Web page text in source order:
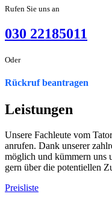
Rufen Sie uns an
030 22185011
Oder
Rückruf beantragen
Leistungen
Unsere Fachleute vom
anrufen. Dank unserer
möglich und kümmern uns
gern über die potentiellen
Preisliste